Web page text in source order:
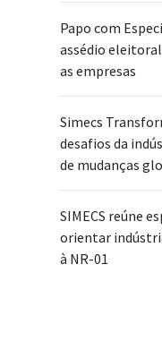
Papo com
assédio
as empresas
Simecs
desafios da
de mudanças
SIMECS reúne
orientar
à NR-01